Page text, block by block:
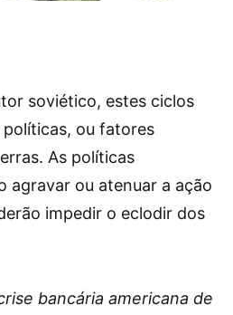
soviético, estes ciclos
ou fatores
As políticas
agravar ou atenuar a ação
impedir o eclodir dos
bancária americana de